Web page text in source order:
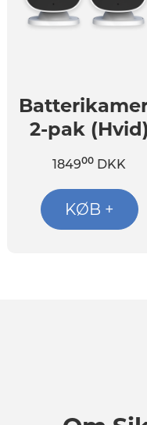
2-pak (Hvid)
184900 DKK
KØB +